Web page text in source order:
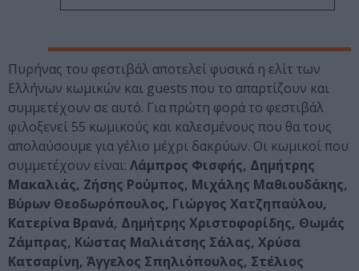
Πυρήνας του φεστιβάλ αποτελεί φυσικά η ελίτ των
Ελλήνων κωμικών και guests που το απαρτίζουν και
συμμετέχουν σε αυτό. Για πρώτη φορά το φεστιβάλ
φιλοξενεί 55 κωμικούς και καλεσμένους που θα τους
απολαύσουμε για γέλιο μέχρι δακρύων. Οι κωμικοί που
συμμετέχουν είναι: Λάμπρος Φισφής, Δημήτρης
Μακαλιάς, Ζήσης Ρούμπος, Μιχάλης Μαθιουδάκης,
Βύρων Θεοδωρόπουλος, Γιώργος Χατζηπαύλου,
Κατερίνα Βρανά, Δημήτρης Χριστοφορίδης, Θωμάς
Ζάμπρας, Κώστας Μαλιάτσης Σάλας, Χρύσα
Κατσαρίνη, Άγγελος Σπηλιόπουλος, Στέλιος